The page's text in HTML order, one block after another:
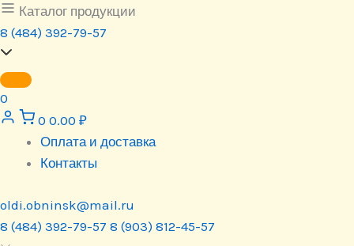
Перейти
к
содержимому
Каталог продукции
8 (484) 392-79-57
0
0 0.00 ₽
Оплата и доставка
Контакты
oldi.obninsk@mail.ru
8 (484) 392-79-57 8 (903) 812-45-57